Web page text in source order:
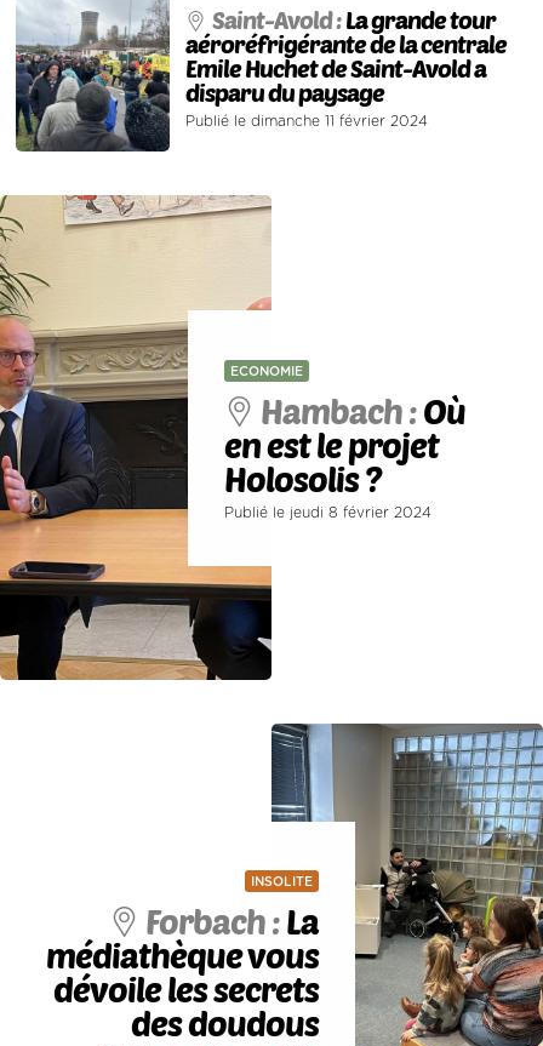
Saint-Avold :La grande tour
aéroréfrigérante de la centrale
Emile Huchet de Saint-Avold a
disparu du paysage
Publié le dimanche 11 février 2024
ECONOMIE
Hambach :Où
en est le projet
Holosolis ?
Publié le jeudi 8 février 2024
INSOLITE
Forbach :La
médiathèque vous
dévoile les secrets
des doudous